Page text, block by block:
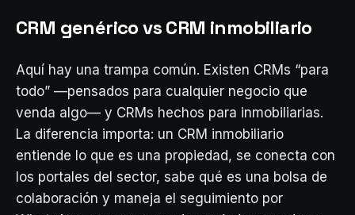
CRM genérico vs CRM inmobiliario
Aquí hay una trampa común. Existen CRMs “para
todo” —pensados para cualquier negocio que
venda algo— y CRMs hechos para inmobiliarias.
La diferencia importa: un CRM inmobiliario
entiende lo que es una propiedad, se conecta con
los portales del sector, sabe qué es una bolsa de
colaboración y maneja el seguimiento por